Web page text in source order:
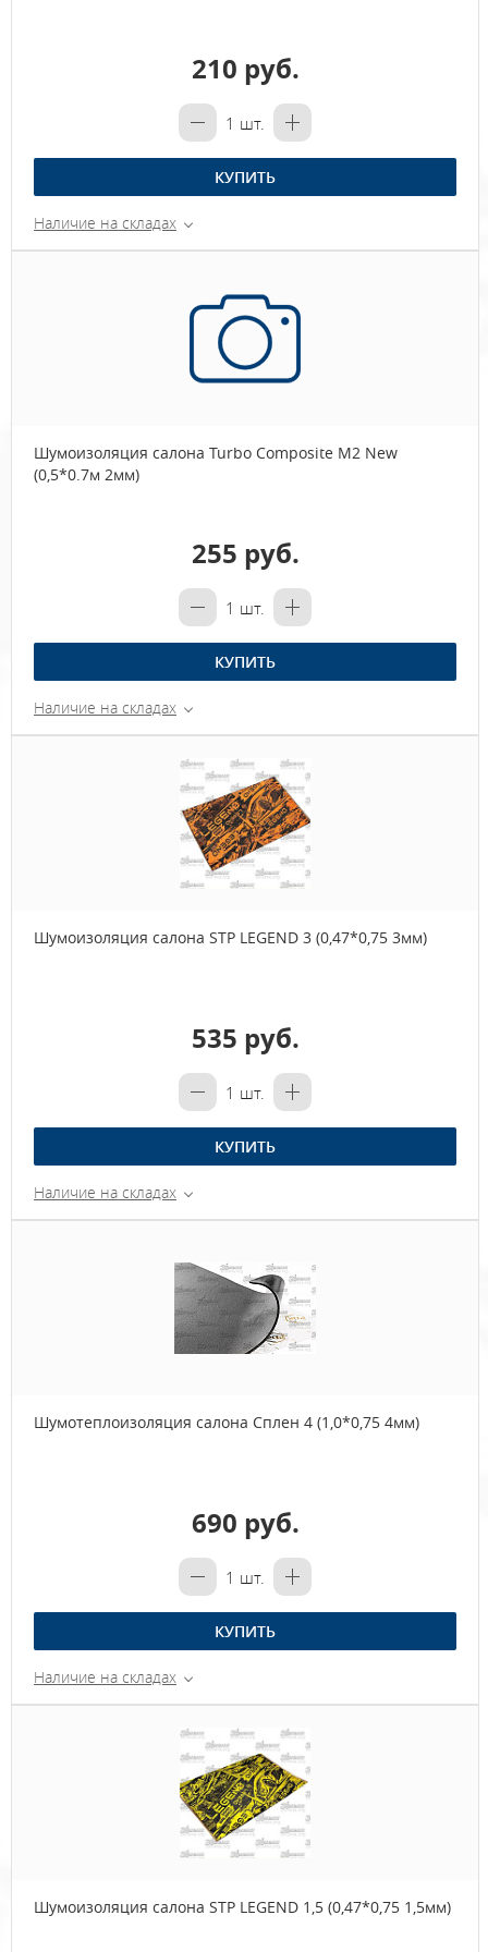
210 руб.
1 шт.
КУПИТЬ
Наличие на складах
Шумоизоляция салона Turbo Composite M2 New
(0,5*0.7м 2мм)
255 руб.
1 шт.
КУПИТЬ
Наличие на складах
Шумоизоляция салона STP LEGEND 3 (0,47*0,75 3мм)
535 руб.
1 шт.
КУПИТЬ
Наличие на складах
Шумотеплоизоляция салона Сплен 4 (1,0*0,75 4мм)
690 руб.
1 шт.
КУПИТЬ
Наличие на складах
Шумоизоляция салона STP LEGEND 1,5 (0,47*0,75 1,5мм)